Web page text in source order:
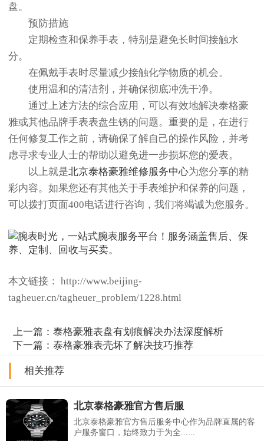
盘。
预防措施
定期检查和保养手表，特别是避免长时间接触水
分。
在佩戴手表时尽量减少接触化学物质的机会。
使用温和的清洁剂，并确保彻底冲洗干净。
通过上述方法的综合应用，可以有效地解决泰格豪
雅或其他品牌手表表盘生锈的问题。重要的是，在进行
任何修复工作之前，请确保了解自己的操作风险，并考
虑寻求专业人士的帮助以避免进一步损坏您的爱表。
以上就是北京泰格豪雅维修服务中心为您分享的精
彩内容。如果您还有其他关于手表维护和保养的问题，
可以拨打页面400电话进行咨询，我们将竭诚为您服务。
本文链接： http://www.beijing-
tagheuer.cn/tagheuer_problem/1228.html
上一篇：泰格豪雅表盘有划痕解决办法深度解析
下一篇：泰格豪雅表壳坏了解决技巧推荐
相关推荐
北京泰格豪雅官方售后服
北京泰格豪雅官方售后服务中心作为品牌直属的客
户服务窗口，始终致力于为全......